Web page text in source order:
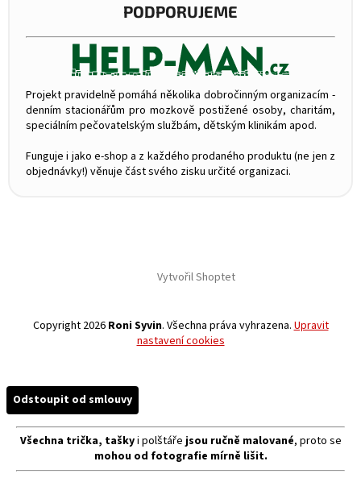
PODPORUJEME
Projekt pravidelně pomáhá několika dobročinným organizacím -
denním stacionářům pro mozkově postižené osoby, charitám,
speciálním pečovatelským službám, dětským klinikám apod.
Funguje i jako e-shop a z každého prodaného produktu (ne jen z
objednávky!) věnuje část svého zisku určité organizaci.
Vytvořil Shoptet
Copyright 2026 Roni Syvin. Všechna práva vyhrazena. Upravit
nastavení cookies
Odstoupit od smlouvy
Všechna trička, taškyi polštáře jsou ručně malované, proto se
mohou od fotografie mírně lišit.